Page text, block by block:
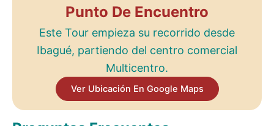
Punto De Encuentro
Este Tour empieza su recorrido desde
Ibagué, partiendo del centro comercial
Multicentro.
Ver Ubicación En Google Maps